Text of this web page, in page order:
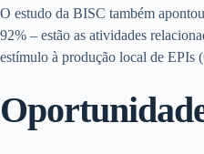
O estudo da BISC também
92% – estão as atividades
estímulo à produção local de EPIs